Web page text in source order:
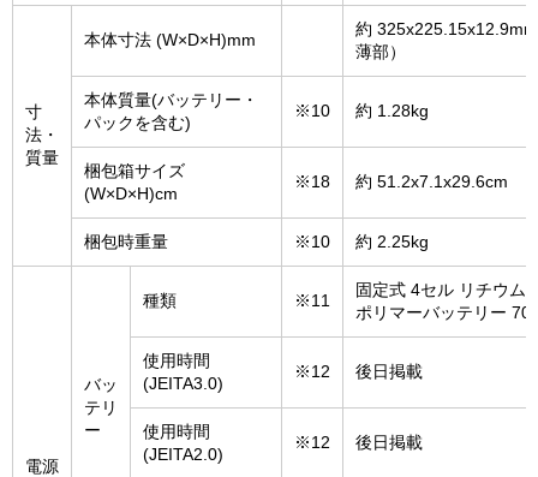
寸
法・
質量
本体寸法 (W×D×H)mm
約
薄部）
本体質量(バッテリー・
パックを含む)
※10 約 1.28kg
梱包箱サイズ
(W×D×H)cm
※18 約 51.2x7.1x29.6cm
梱包時重量 ※10 約 2.25kg
電源
バッ
テリ
ー
種類 ※11
固定式 4セル リチウム
ポリマーバッテリー
使用時間
(JEITA3.0)
※12 後日掲載
使用時間
(JEITA2.0)
※12 後日掲載